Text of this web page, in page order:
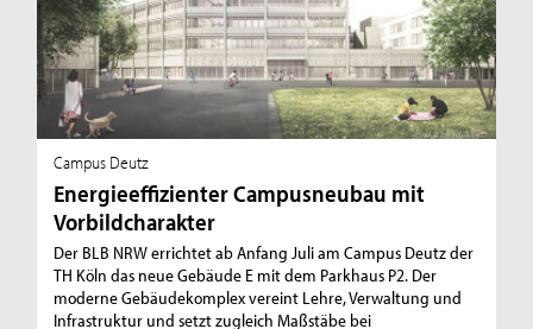
Campus Deutz
Energieeffizienter Campusneubau mit
Vorbildcharakter
Der BLB NRW errichtet ab Anfang Juli am Campus Deutz der
TH Köln das neue Gebäude E mit dem Parkhaus P2. Der
moderne Gebäudekomplex vereint Lehre, Verwaltung und
Infrastruktur und setzt zugleich Maßstäbe bei